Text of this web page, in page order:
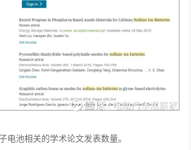
电池相关的学术论文发表数量。